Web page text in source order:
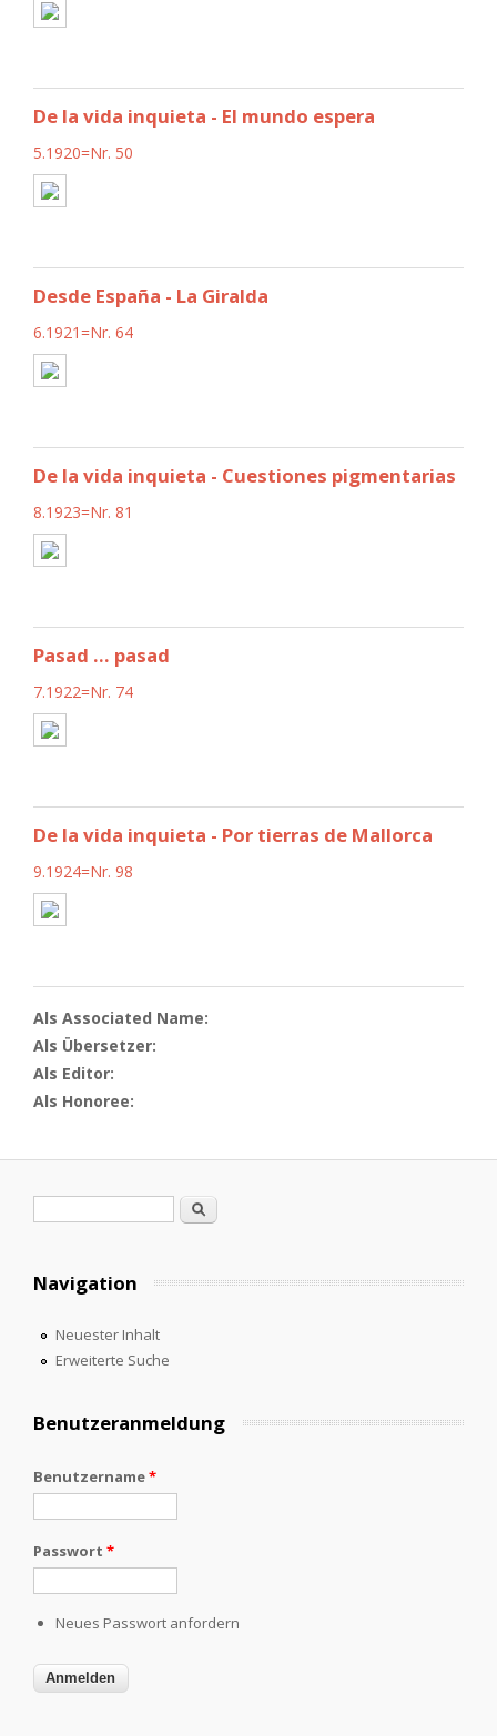
De la vida inquieta - El mundo espera
5.1920=Nr. 50
Desde España - La Giralda
6.1921=Nr. 64
De la vida inquieta - Cuestiones pigmentarias
8.1923=Nr. 81
Pasad ... pasad
7.1922=Nr. 74
De la vida inquieta - Por tierras de Mallorca
9.1924=Nr. 98
Als Associated Name:
Als Übersetzer:
Als Editor:
Als Honoree:
Suche
Navigation
Neuester Inhalt
Erweiterte Suche
Benutzeranmeldung
Benutzername*
Passwort *
Neues Passwort anfordern